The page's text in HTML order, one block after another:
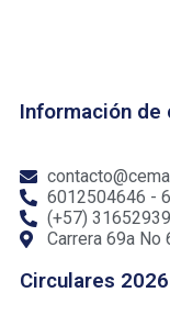
Información de
6012504646 -
(+57)
Carrera 69a No
Circulares 2026